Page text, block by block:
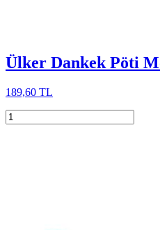
Ülker Dankek Pöti
189,60 TL